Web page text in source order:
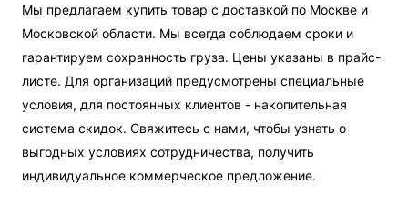
Мы предлагаем купить товар с доставкой по Москве и
Московской области. Мы всегда соблюдаем сроки и
гарантируем сохранность груза. Цены указаны в прайс-
листе. Для организаций предусмотрены специальные
условия, для постоянных клиентов - накопительная
система скидок. Свяжитесь с нами, чтобы узнать о
выгодных условиях сотрудничества, получить
индивидуальное коммерческое предложение.